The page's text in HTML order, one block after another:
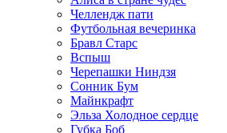
Челлендж пати
Футбольная вечеринка
Бравл Старс
Вспыш
Черепашки Ниндзя
Сонник Бум
Майнкрафт
Эльза Холодное сердце
Губка Боб